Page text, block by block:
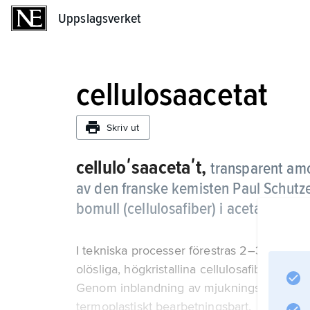
Uppslagsverket
cellulosaacetat
Skriv ut
celluloʹsaacetaʹt, transparent
av den franske kemisten Paul
bomull (cellulosafiber) i acetanhydrid.
I tekniska processer förestras 2–3
olösliga, högkristallina cellulosafibern blir
Genom inblandning av mjukningsmedel,
termoplastiskt bearbetningsbart.